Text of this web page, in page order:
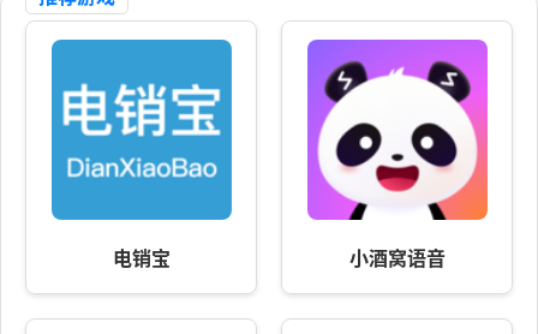
电销宝 小酒窝语音